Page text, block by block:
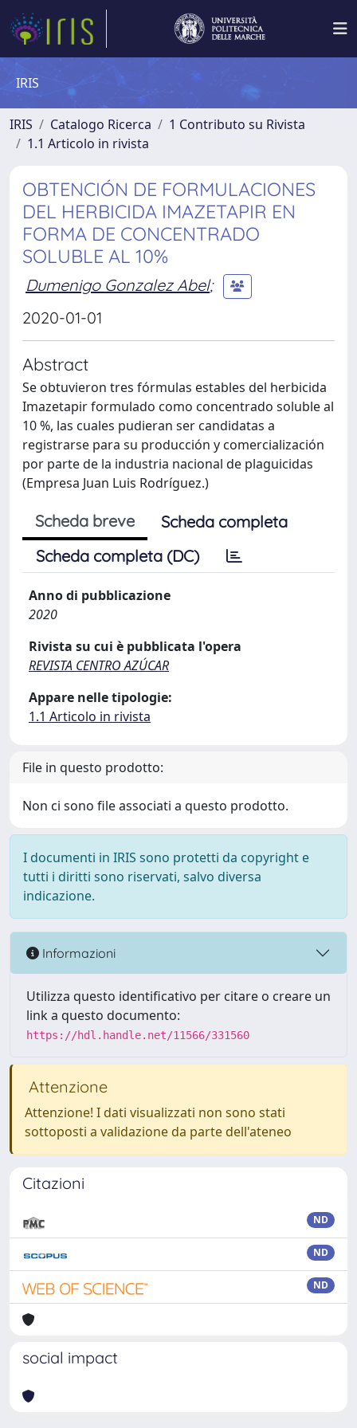
IRIS
IRIS Catalogo Ricerca
1 Contributo su Rivista
1.1 Articolo in rivista
OBTENCIÓN DE FORMULACIONES
DEL HERBICIDA IMAZETAPIR EN
FORMA DE CONCENTRADO
SOLUBLE AL 10%
Dumenigo Gonzalez Abel;
2020-01-01
Abstract
Se obtuvieron tres fórmulas estables del herbicida
Imazetapir formulado como concentrado soluble al
10 %, las cuales pudieran ser candidatas a
registrarse para su producción y comercialización
por parte de la industria nacional de plaguicidas
(Empresa Juan Luis Rodríguez.)
Scheda breve
Scheda completa
Scheda completa (DC)
Anno di pubblicazione
2020
Rivista su cui è pubblicata l'opera
REVISTA CENTRO AZÚCAR
Appare nelle tipologie:
1.1 Articolo in rivista
File in questo prodotto:
Non ci sono file associati a questo prodotto.
I documenti in IRIS sono protetti da copyright e
tutti i diritti sono riservati, salvo diversa
indicazione.
Informazioni
Utilizza questo identificativo per citare o creare un
link a questo documento:
https://hdl.handle.net/11566/331560
Attenzione
Attenzione! I dati visualizzati non sono stati
sottoposti a validazione da parte dell'ateneo
Citazioni
ND
ND
ND
social impact